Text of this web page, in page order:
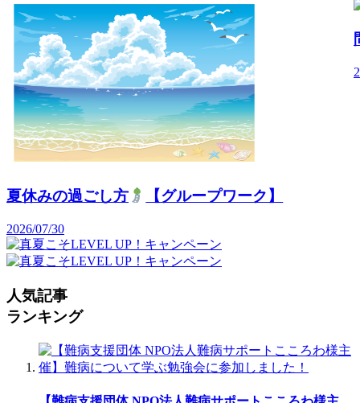
夏休みの過ごし方 【グループワーク】
2026/07/30
人気記事
ランキング